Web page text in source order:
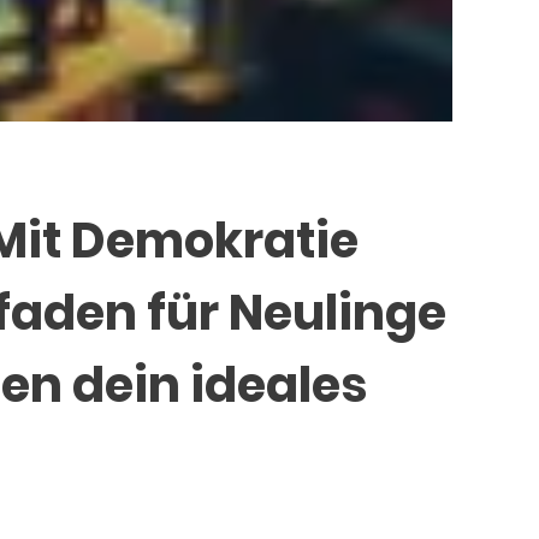
Demokratie
für Neulinge
dein ideales